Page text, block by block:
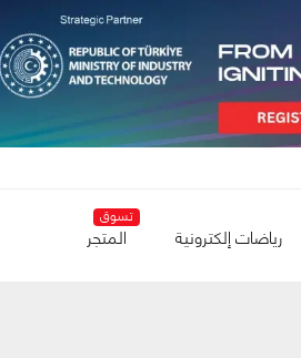
رياضات إلكترونية
تسوق
المتجر